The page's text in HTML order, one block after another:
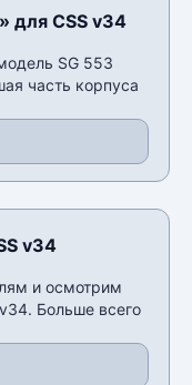
для CSS v34
SG 553
часть корпуса
v34
и осмотрим
Больше всего